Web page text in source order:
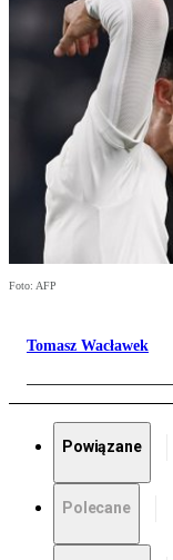
Foto: AFP
Tomasz Wacławek
Powiązane
Polecane